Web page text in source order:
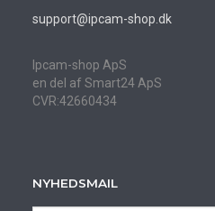
support@ipcam-shop.dk
Ipcam-shop ApS
en del af Smart24 ApS
CVR:42660434
NYHEDSMAIL